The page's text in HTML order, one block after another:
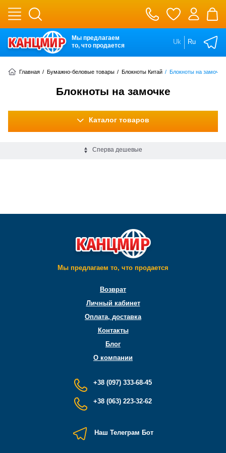
Мы предлагаем
то, что продается
Uk Ru
Главная / Бумажно-беловые товары / Блокноты Китай / Блокноты на замочке
Блокноты на замочке
Каталог товаров
Сперва дешевые
Мы предлагаем то, что продается
Возврат
Личный кабинет
Оплата, доставка
Контакты
Блог
О компании
+38 (097) 333-68-45
+38 (063) 223-32-62
Наш Телеграм Бот